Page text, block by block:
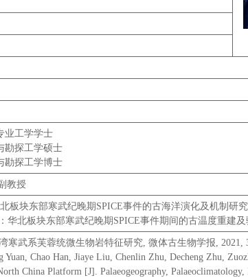
业工学学士
勘探工学硕士
勘探工学博士
教授
板块东部寒武纪晚期SPICE事件的古海洋演化及机制研
华北板块东部寒武纪晚期SPICE事件期间的古温度重建
武系芙蓉统微生物岩特征研究, 微体古生物学报, 2021,
Chao Han, Jiaye Liu, Chenlin Zhu, Decheng Zhu,
China Platform [J]. Palaeogeography, Palaeoclimatology,